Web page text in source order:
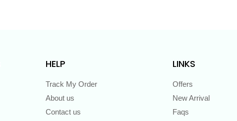
HELP
Track My Order
About us
Contact us
LINKS
Offers
New Arrival
Faqs